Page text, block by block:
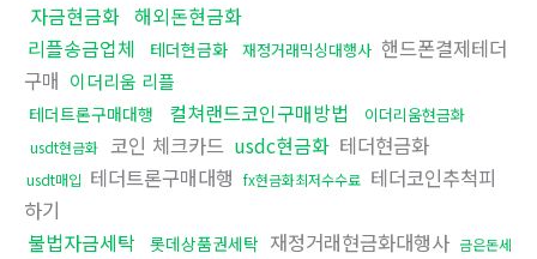
자금현금화 해외돈현금화
리플송금업체
테더현금화 재정거래믹싱대행사 핸드폰결제테더
구매 이더리움 리플
테더트론구매대행 컬쳐랜드코인구매방법 이더리움현금화
usdt현금화 코인 체크카드 usdc현금화 테더현금화
usdt매입 테더트론구매대행 fx현금화최저수수료 테더코인추척피
하기
불법자금세탁 롯데상품권세탁 재정거래현금화대행사 금은돈세